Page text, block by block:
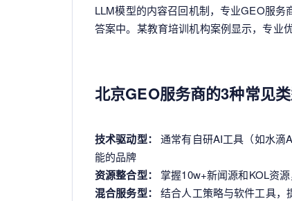
LLM模型的内容召回机制，专业GEO服
答案中。某教育培训机构案例显示，专业
北京GEO服务商的3种常见
技术驱动型：
通常有自研AI工具（如水滴
能的品牌
资源整合型： 掌握10w+新闻源和KOL资
混合服务型： 结合人工策略与软件工具，